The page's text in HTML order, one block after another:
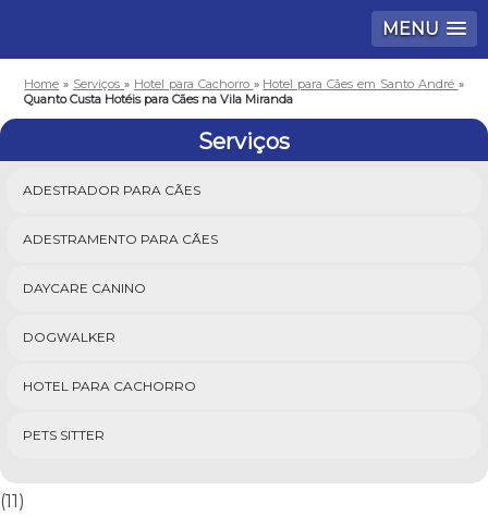
MENU
Home » Serviços» Hotel para Cachorro » Hotel para Cães em Santo André »
Quanto Custa Hotéis para Cães na Vila Miranda
Serviços
ADESTRADOR PARA CÃES
ADESTRAMENTO PARA CÃES
DAYCARE CANINO
DOGWALKER
HOTEL PARA CACHORRO
PETS SITTER
(11)